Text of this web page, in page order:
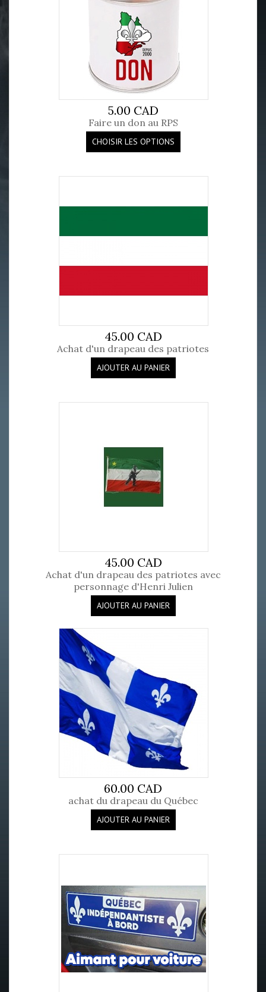
5.00 CAD
Faire un don au RPS
CHOISIR LES OPTIONS
45.00 CAD
Achat d'un drapeau des patriotes
AJOUTER AU PANIER
45.00 CAD
Achat d'un drapeau des patriotes avec
personnage d'Henri Julien
AJOUTER AU PANIER
60.00 CAD
achat du drapeau du Québec
AJOUTER AU PANIER